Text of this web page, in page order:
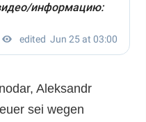
Aleksandr
sei wegen